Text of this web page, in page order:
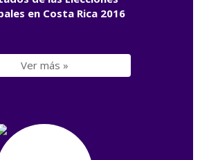
en Costa Rica 2016
Ver más »